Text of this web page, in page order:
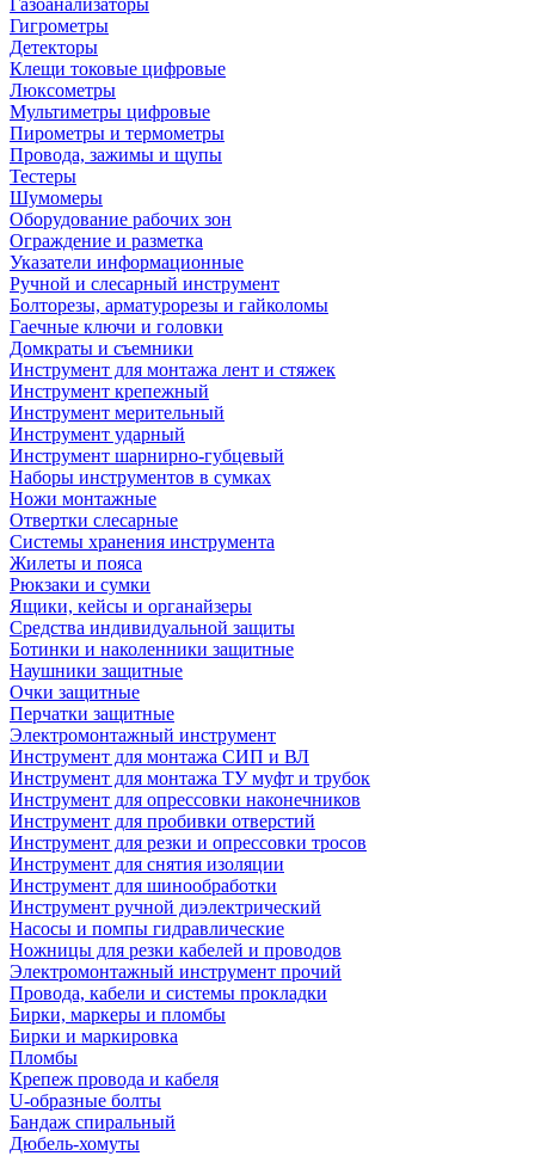
Газоанализаторы
Гигрометры
Детекторы
Клещи токовые цифровые
Люксометры
Мультиметры цифровые
Пирометры и термометры
Провода, зажимы и щупы
Тестеры
Шумомеры
Оборудование рабочих зон
Ограждение и разметка
Указатели информационные
Ручной и слесарный инструмент
Болторезы, арматурорезы и гайколомы
Гаечные ключи и головки
Домкраты и съемники
Инструмент для монтажа лент и стяжек
Инструмент крепежный
Инструмент мерительный
Инструмент ударный
Инструмент шарнирно-губцевый
Наборы инструментов в сумках
Ножи монтажные
Отвертки слесарные
Системы хранения инструмента
Жилеты и пояса
Рюкзаки и сумки
Ящики, кейсы и органайзеры
Средства индивидуальной защиты
Ботинки и наколенники защитные
Наушники защитные
Очки защитные
Перчатки защитные
Электромонтажный инструмент
Инструмент для монтажа СИП и ВЛ
Инструмент для монтажа ТУ муфт и трубок
Инструмент для опрессовки наконечников
Инструмент для пробивки отверстий
Инструмент для резки и опрессовки тросов
Инструмент для снятия изоляции
Инструмент для шинообработки
Инструмент ручной диэлектрический
Насосы и помпы гидравлические
Ножницы для резки кабелей и проводов
Электромонтажный инструмент прочий
Провода, кабели и системы прокладки
Бирки, маркеры и пломбы
Бирки и маркировка
Пломбы
Крепеж провода и кабеля
U-образные болты
Бандаж спиральный
Дюбель-хомуты